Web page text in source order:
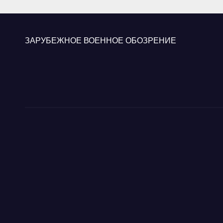
ЗАРУБЕЖНОЕ ВОЕННОЕ ОБОЗРЕНИЕ